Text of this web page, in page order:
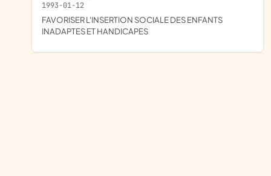
1993-01-12
FAVORISER L'INSERTION SOCIALE DES ENFANTS
INADAPTES ET HANDICAPES